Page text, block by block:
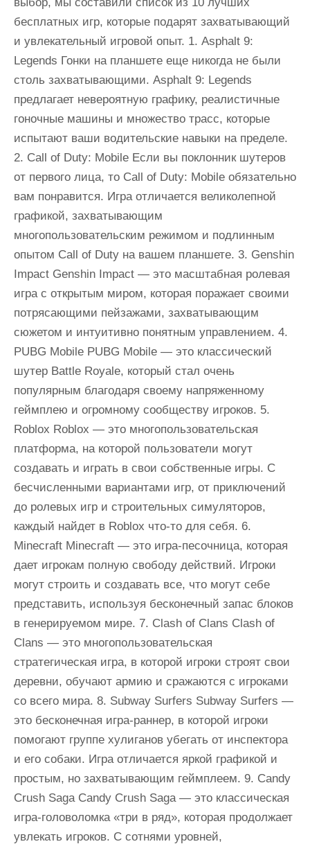
бесплатных игр, которые подарят захватывающий
и увлекательный игровой опыт. 1. Asphalt 9:
Legends Гонки на планшете еще никогда не были
столь захватывающими. Asphalt 9: Legends
предлагает невероятную графику, реалистичные
гоночные машины и множество трасс, которые
испытают ваши водительские навыки на пределе.
2. Call of Duty: Mobile Если вы поклонник шутеров
от первого лица, то Call of Duty: Mobile обязательно
вам понравится. Игра отличается великолепной
графикой, захватывающим
многопользовательским режимом и подлинным
опытом Call of Duty на вашем планшете. 3. Genshin
Impact Genshin Impact — это масштабная ролевая
игра с открытым миром, которая поражает своими
потрясающими пейзажами, захватывающим
сюжетом и интуитивно понятным управлением. 4.
PUBG Mobile PUBG Mobile — это классический
шутер Battle Royale, который стал очень
популярным благодаря своему напряженному
геймплею и огромному сообществу игроков. 5.
Roblox Roblox — это многопользовательская
платформа, на которой пользователи могут
создавать и играть в свои собственные игры. С
бесчисленными вариантами игр, от приключений
до ролевых игр и строительных симуляторов,
каждый найдет в Roblox что-то для себя. 6.
Minecraft Minecraft — это игра-песочница, которая
дает игрокам полную свободу действий. Игроки
могут строить и создавать все, что могут себе
представить, используя бесконечный запас блоков
в генерируемом мире. 7. Clash of Clans Clash of
Clans — это многопользовательская
стратегическая игра, в которой игроки строят свои
деревни, обучают армию и сражаются с игроками
со всего мира. 8. Subway Surfers Subway Surfers —
это бесконечная игра-раннер, в которой игроки
помогают группе хулиганов убегать от инспектора
и его собаки. Игра отличается яркой графикой и
простым, но захватывающим геймплеем. 9. Candy
Crush Saga Candy Crush Saga — это классическая
игра-головоломка «три в ряд», которая продолжает
увлекать игроков. С сотнями уровней,